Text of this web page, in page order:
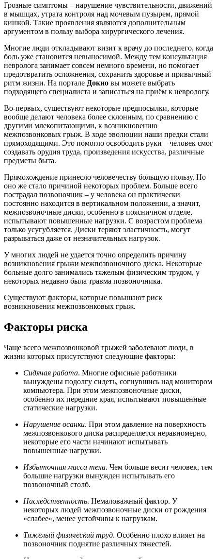
Грозные симптомы – нарушение чувствительности, движений
в мышцах, утрата контроля над мочевым пузырем, прямой
кишкой. Такие проявления являются дополнительным
аргументом в пользу выбора хирургического лечения.
Многие люди откладывают визит к врачу до последнего, когда
боль уже становится невыносимой. Между тем консультация
невролога занимает совсем немного времени, но помогает
предотвратить осложнения, сохранить здоровье и привычный
ритм жизни. На портале Докио вы можете выбрать
подходящего специалиста и записаться на приём к неврологу.
Во-первых, существуют некоторые предпосылки, которые
вообще делают человека более склонным, по сравнению с
другими млекопитающими, к возникновению
межпозвонковых грыж. В ходе эволюции наши предки стали
прямоходящими. Это помогло освободить руки – человек смог
создавать орудия труда, произведения искусства, различные
предметы быта.
Прямохождение принесло человечеству большую пользу. Но
оно же стало причиной некоторых проблем. Больше всего
пострадал позвоночник – у человека он практически
постоянно находится в вертикальном положении, а значит,
межпозвоночные диски, особенно в поясничном отделе,
испытывают повышенные нагрузки. С возрастом проблема
только усугубляется. Диски теряют эластичность, могут
разрываться даже от незначительных нагрузок.
У многих людей не удается точно определить причину
возникновения грыжи межпозвоночного диска. Некоторые
больные долго занимались тяжелым физическим трудом, у
некоторых недавно была травма позвоночника.
Существуют факторы, которые повышают риск
возникновения межпозвонковых грыж.
Факторы риска
Чаще всего межпозвонковой грыжей заболевают люди, в
жизни которых присутствуют следующие факторы:
Сидячая работа. Многие офисные работники
вынуждены подолгу сидеть, согнувшись над монитором
компьютера. При этом межпозвоночные диски,
особенно их передние края, испытывают повышенные
статические нагрузки.
Нарушение осанки. При этом давление на поверхность
межпозвонкового диска распределяется неравномерно,
некоторые его части начинают испытывать
повышенные нагрузки.
Избыточная масса тела. Чем больше весит человек, тем
большие нагрузки вынужден испытывать его
позвоночный столб.
Наследственность. Немаловажный фактор. У
некоторых людей межпозвоночные диски от рождения
«слабее», менее устойчивы к нагрузкам.
Тяжелый физический труд. Особенно плохо влияет на
позвоночник поднятие различных тяжестей.